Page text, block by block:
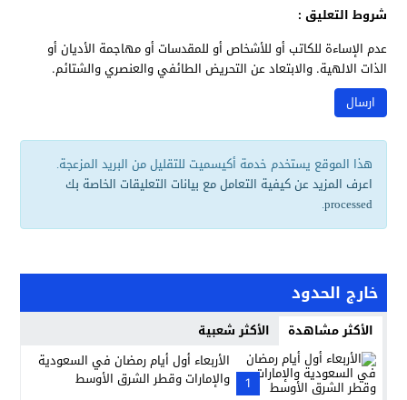
شروط التعليق :
عدم الإساءة للكاتب أو للأشخاص أو للمقدسات أو مهاجمة الأديان أو
الذات الالهية. والابتعاد عن التحريض الطائفي والعنصري والشتائم.
هذا الموقع يستخدم خدمة أكيسميت للتقليل من البريد المزعجة.
اعرف المزيد عن كيفية التعامل مع بيانات التعليقات الخاصة بك
processed
.
خارج الحدود
الأكثر مشاهدة الأكثر شعبية
1
الأربعاء أول أيام رمضان في السعودية
والإمارات وقطر الشرق الأوسط